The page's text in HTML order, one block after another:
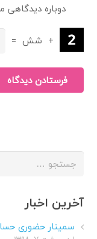
دوباره دیدگاهی
+ شش =
فرستادن دیدگاه
جستجو
آخرین اخبار
سمینار حضوری